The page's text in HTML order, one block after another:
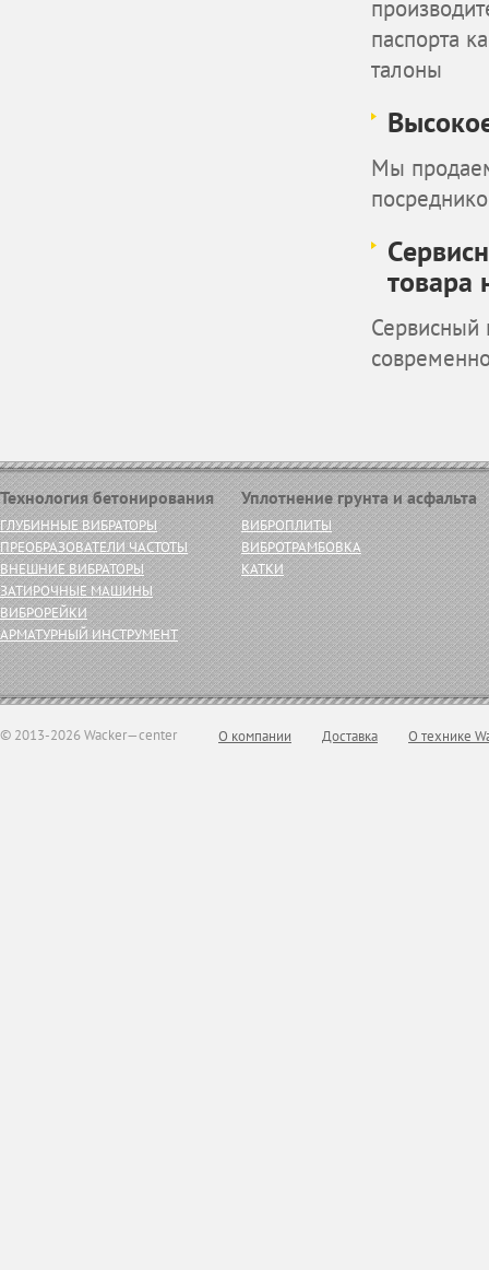
паспорта
талоны
Мы
товара
Сервисный
Технология бетонирования
ГЛУБИННЫЕ ВИБРАТОРЫ
ПРЕОБРАЗОВАТЕЛИ ЧАСТОТЫ
ВНЕШНИЕ ВИБРАТОРЫ
ЗАТИРОЧНЫЕ МАШИНЫ
ВИБРОРЕЙКИ
АРМАТУРНЫЙ ИНСТРУМЕНТ
Уплотнение грунта и асфальта
ВИБРОПЛИТЫ
ВИБРОТРАМБОВКА
КАТКИ
© 2013-2026 Wacker—center О компании Доставка О технике